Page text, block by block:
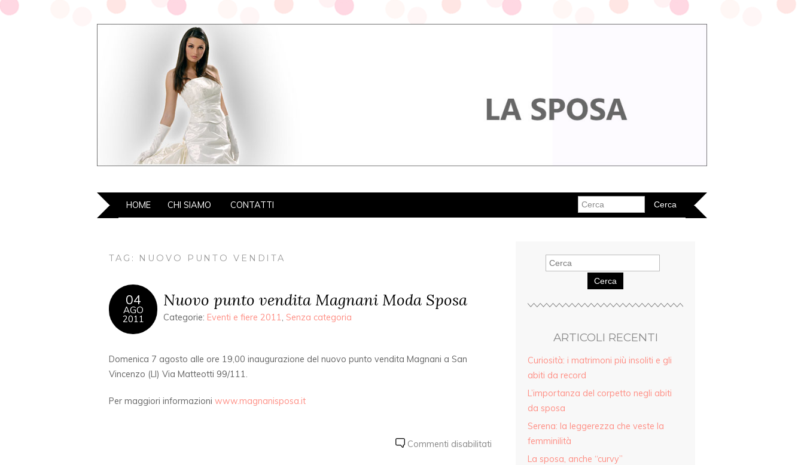
HOME CHI SIAMO CONTATTI
TAG: NUOVO PUNTO VENDITA
04
AGO
2011
Nuovo punto vendita Magnani Moda Sposa
Categorie: Eventi e fiere 2011, Senza categoria
Domenica 7 agosto alle ore 19,00 inaugurazione del nuovo punto vendita Magnani a San
Vincenzo (LI) Via Matteotti 99/111.
Per maggiori informazioni www.magnanisposa.it
Commenti disabilitati
Cerca
ARTICOLI RECENTI
Curiosità: i matrimoni più insoliti e gli
abiti da record
L’importanza del corpetto negli abiti
da sposa
Serena: la leggerezza che veste la
femminilità
La sposa, anche “curvy”